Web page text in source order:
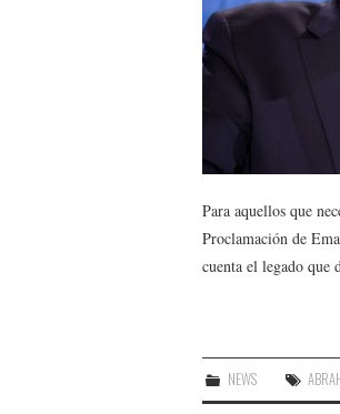
Para aquellos que
Proclamación de
cuenta el legado que
NEWS